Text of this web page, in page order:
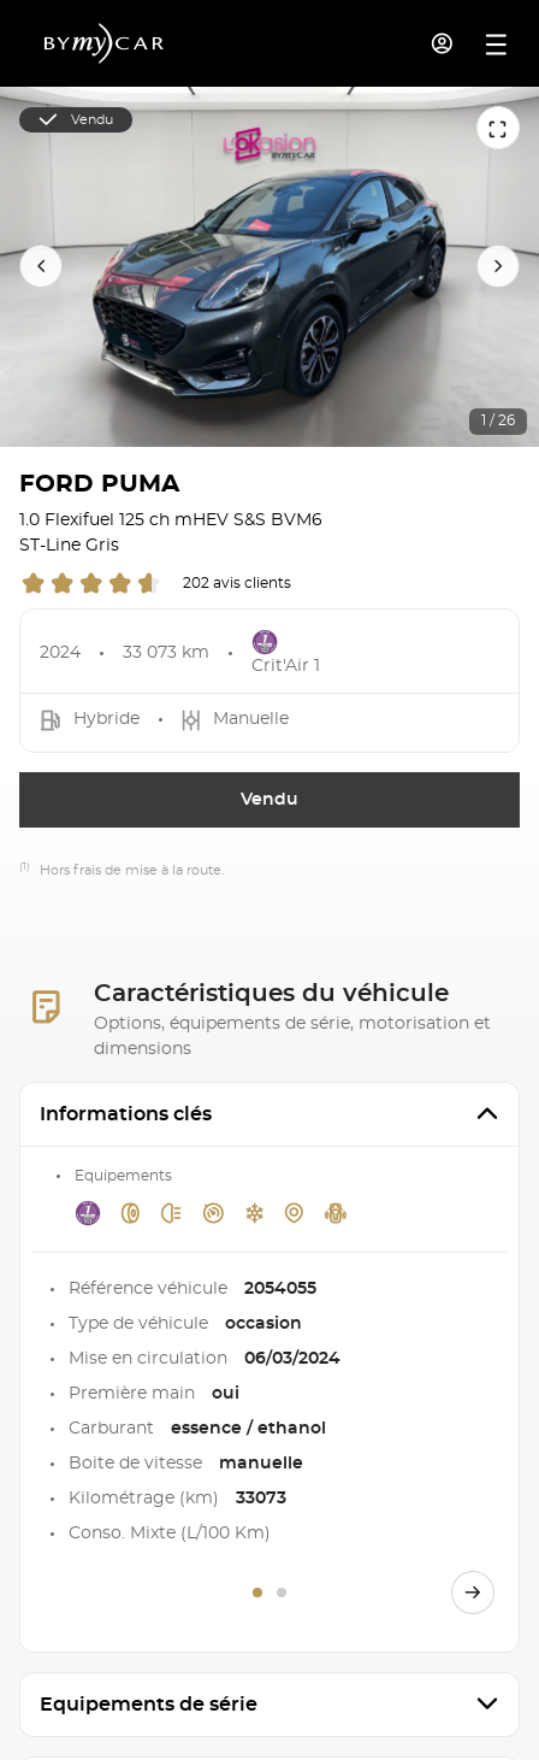
Vendu
1 / 26
FORD PUMA
1.0 Flexifuel 125 ch mHEV S&S BVM6
ST-Line Gris
202 avis clients
2024 33 073 km
Crit'Air 1
Hybride Manuelle
Vendu
(1) Hors frais de mise à la route.
Caractéristiques du véhicule
Options, équipements de série, motorisation et
dimensions
Informations clés
Equipements
Référence véhicule 2054055
Type de véhicule occasion
Mise en circulation 06/03/2024
Première main oui
Carburant essence / ethanol
Boite de vitesse manuelle
Kilométrage (km) 33073
Conso. Mixte (L/100 Km)
Equipements de série